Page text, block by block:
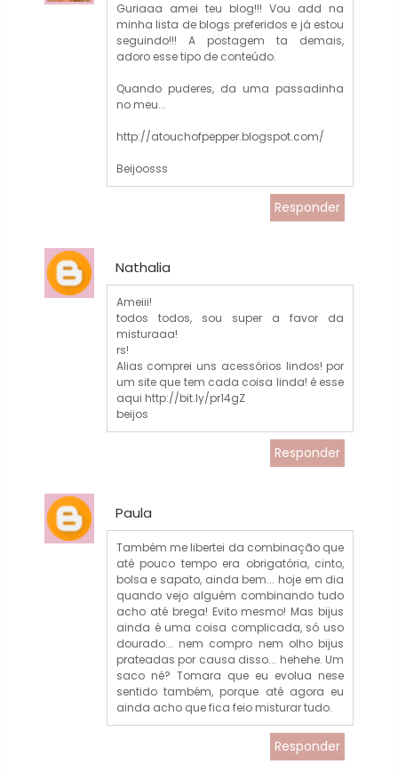
Guriaaa amei teu blog!!! Vou add na
minha lista de blogs preferidos e já estou
seguindo!!! A postagem ta demais,
adoro esse tipo de conteúdo.
Quando puderes, da uma passadinha
no meu...
http://atouchofpepper.blogspot.com/
Beijoosss
Responder
Nathalia
Ameiii!
todos todos, sou super a favor da
misturaaa!
rs!
Alias comprei uns acessórios lindos! por
um site que tem cada coisa linda! é esse
aqui http://bit.ly/pr14gZ
beijos
Responder
Paula
Também me libertei da combinação que
até pouco tempo era obrigatória, cinto,
bolsa e sapato, ainda bem... hoje em dia
quando vejo alguém combinando tudo
acho até brega! Evito mesmo! Mas bijus
ainda é uma coisa complicada, só uso
dourado... nem compro nem olho bijus
prateadas por causa disso... hehehe. Um
saco né? Tomara que eu evolua nese
sentido também, porque até agora eu
ainda acho que fica feio misturar tudo.
Responder